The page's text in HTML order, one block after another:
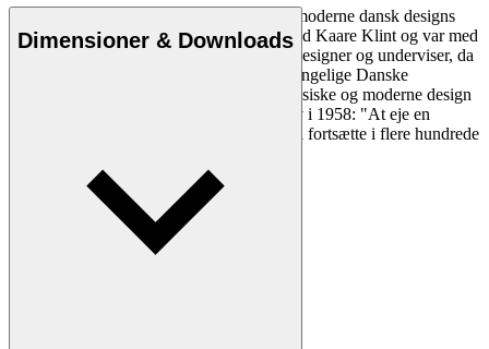
Ole Wanscher er uløseligt forbundet med moderne dansk designs
æstetik og funktionalitet. Han studerede ved Kaare Klint og var med
til at forme dansk møbeldesign både som designer og underviser, da
han overtog Klints professorat ved Det Kongelige Danske
Kunstakademi. Wanschers på én gang klassiske og moderne design
gjorde ham yderst populær. Politiken skrev i 1958: "At eje en
Wanscher stol er et dagligt eventyr, som vil fortsætte i flere hundrede
Læs mere om Ole Wanscher
Dimensioner & Downloads